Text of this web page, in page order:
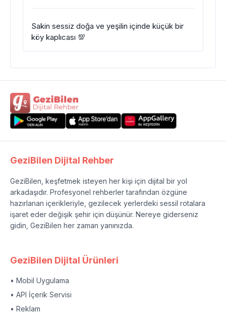
Sakin sessiz doğa ve yeşilin içinde küçük bir
köy kaplıcası 💯
GeziBilen Dijital Rehber
GeziBilen, keşfetmek isteyen her kişi için dijital bir yol
arkadaşıdır. Profesyonel rehberler tarafından özgüne
hazırlanan içerikleriyle, gezilecek yerlerdeki sessil rotalara
işaret eder değişik şehir için düşünür. Nereye giderseniz
gidin, GeziBilen her zaman yanınızda.
GeziBilen Dijital Ürünleri
• Mobil Uygulama
• API İçerik Servisi
• Reklam